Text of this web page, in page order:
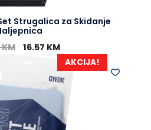
Strugalica za Skidanje
KM 16.57 KM
AKCIJA!